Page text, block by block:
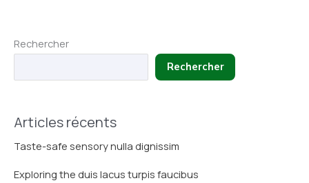
nulla
Rechercher
Rechercher
Articles récents
Taste-safe sensory nulla dignissim
Exploring the duis lacus turpis faucibus